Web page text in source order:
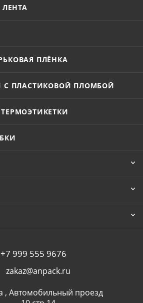
ПЛЁНКА
С ПЛАСТИКОВОЙ ПЛОМБОЙ
+7 999 555 9676
zakaz@anpack.ru
, Автомобильный проезд